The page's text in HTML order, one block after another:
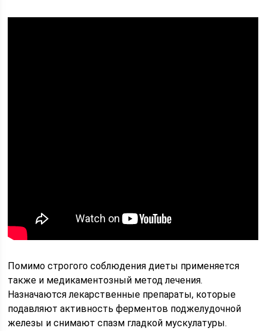
Помимо строгого соблюдения диеты применяется
также и медикаментозный метод лечения.
Назначаются лекарственные препараты, которые
подавляют активность ферментов поджелудочной
железы и снимают спазм гладкой мускулатуры.